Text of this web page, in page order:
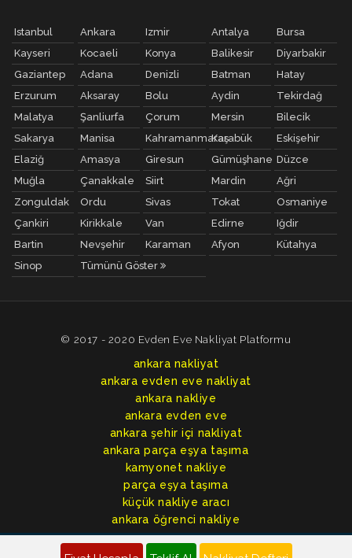
Istanbul Ankara Izmir Antalya
Bursa
Kayseri
Kocaeli Konya Balikesir
Diyarbakir
Gaziantep
Adana Denizli Batman
Hatay
Erzurum
Aksaray Bolu Aydin
Tekirdağ
Malatya
Şanliurfa Çorum Mersin
Bilecik
Sakarya
Manisa KahramanmaraşKarabük
Eskişehir
Elaziğ
Amasya Giresun Gümüşhane Düzce
Muğla
Çanakkale Siirt Mardin
Ağri
Zonguldak
Ordu Sivas Tokat
Osmaniye
Çankiri
Kirikkale Van Edirne
Iğdir
Bartin
Nevşehir Karaman Afyon
Kütahya
Sinop
Tümünü Göster
© 2017 - 2020 Evden Eve Nakliyat Platformu
ankara nakliyat
ankara evden eve nakliyat
ankara nakliye
ankara evden eve
ankara şehir içi nakliyat
ankara parça eşya taşıma
kamyonet nakliye
parça eşya taşıma
küçük nakliye aracı
ankara öğrenci nakliye